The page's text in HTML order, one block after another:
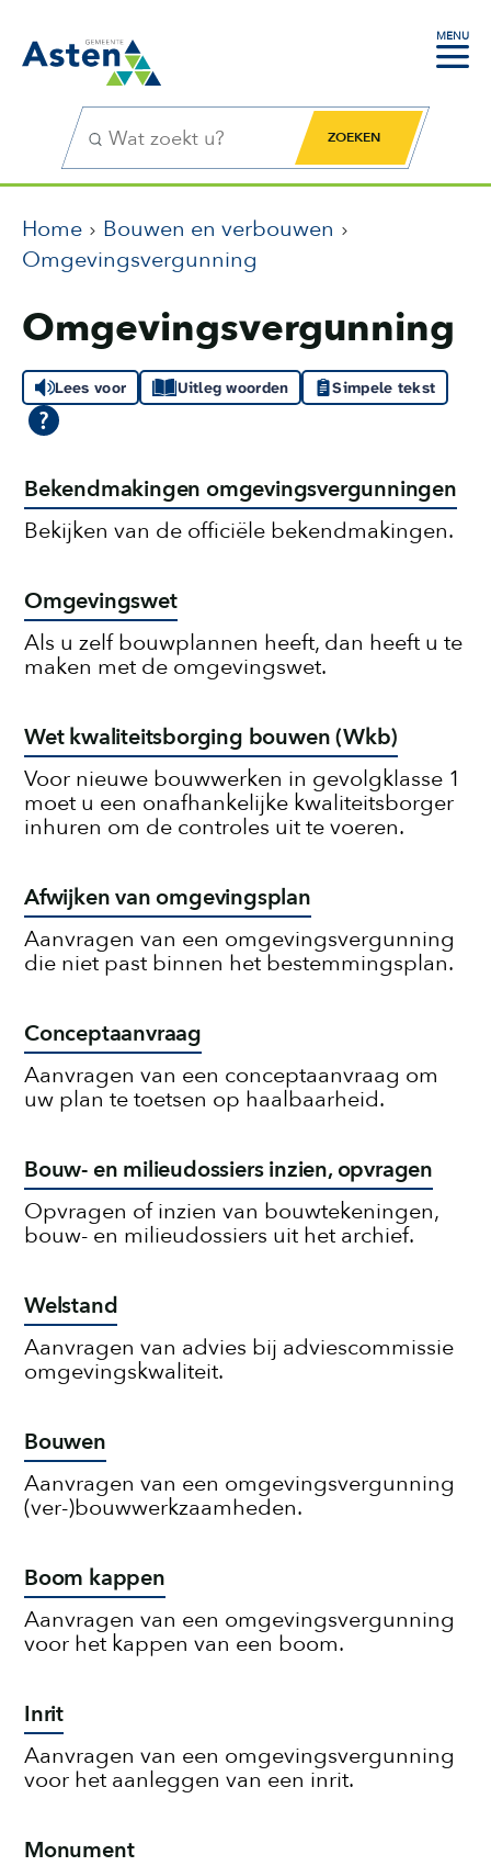
MENU
Zoekfunctie Zoekknop
Home
Bouwen en verbouwen
Omgevingsvergunning
Omgevingsvergunning
Lees voor Uitleg woorden Simpele tekst
Bekendmakingen omgevingsvergunningen
Bekijken van de officiële bekendmakingen.
Omgevingswet
Als u zelf bouwplannen heeft, dan heeft u te
maken met de omgevingswet.
Wet kwaliteitsborging bouwen (Wkb)
Voor nieuwe bouwwerken in gevolgklasse 1
moet u een onafhankelijke kwaliteitsborger
inhuren om de controles uit te voeren.
Afwijken van omgevingsplan
Aanvragen van een omgevingsvergunning
die niet past binnen het bestemmingsplan.
Conceptaanvraag
Aanvragen van een conceptaanvraag om
uw plan te toetsen op haalbaarheid.
Bouw- en milieudossiers inzien, opvragen
Opvragen of inzien van bouwtekeningen,
bouw- en milieudossiers uit het archief.
Welstand
Aanvragen van advies bij adviescommissie
omgevingskwaliteit.
Bouwen
Aanvragen van een omgevingsvergunning
(ver-)bouwwerkzaamheden.
Boom kappen
Aanvragen van een omgevingsvergunning
voor het kappen van een boom.
Inrit
Aanvragen van een omgevingsvergunning
voor het aanleggen van een inrit.
Monument